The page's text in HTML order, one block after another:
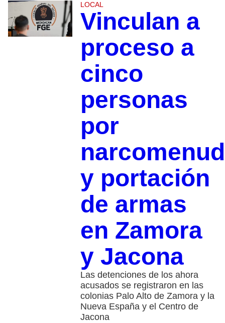
LOCAL
Vinculan a
proceso a
cinco
personas
por
y portación
de armas
en Zamora
y Jacona
Las detenciones de los ahora
acusados se registraron en las
colonias Palo Alto de Zamora y la
Nueva España y el Centro de
Jacona